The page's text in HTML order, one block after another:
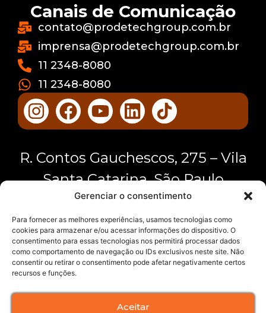
Gerenciar o consentimento
Para fornecer as melhores experiências, usamos tecnologias como
cookies para armazenar e/ou acessar informações do dispositivo. O
consentimento para essas tecnologias nos permitirá processar dados
como comportamento de navegação ou IDs exclusivos neste site. Não
consentir ou retirar o consentimento pode afetar negativamente certos
recursos e funções.
Aceitar
Canais de Comunicação
contato@prodetechgroup.com.br
imprensa@prodetechgroup.com.br
11 2348-8080
11 2348-8080
R. Contos Gauchescos, 275 – Vila
Santa Catarina, São Paulo